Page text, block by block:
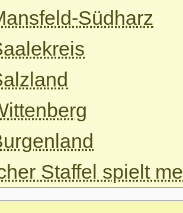
Südharz
Staffel spielt